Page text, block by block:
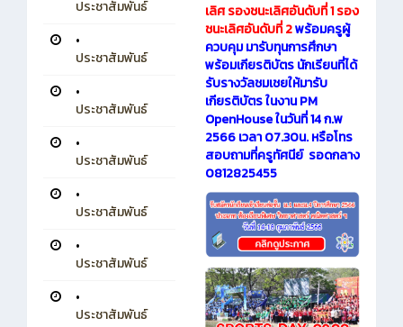
ประชาสัมพันธ์
•
ประชาสัมพันธ์
•
ประชาสัมพันธ์
•
ประชาสัมพันธ์
•
ประชาสัมพันธ์
•
ประชาสัมพันธ์
•
ประชาสัมพันธ์
เลิศ รองชนะเลิศอันดับที่ 1 รอง
ชนะเลิศอันดับที่ 2พร้อมครูผู้
ควบคุม มารับทุนการศึกษา
พร้อมเกียรติบัตร นักเรียนที่ได้
รับรางวัลชมเชยให้มารับ
เกียรติบัตร ในงาน PM
OpenHouse ในวันที่ 14 ก.พ
2566 เวลา 07.30น. หรือโทร
สอบถามที่ครูทัศนีย์ รอดกลาง
0812825455